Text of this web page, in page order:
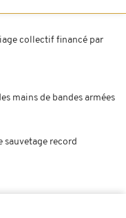
collectif financé par
mains de bandes armées
sauvetage record